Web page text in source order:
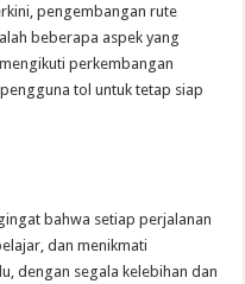
pengembangan rute
beberapa aspek yang
perkembangan
tol untuk tetap siap
bahwa setiap perjalanan
dan menikmati
dengan segala kelebihan dan